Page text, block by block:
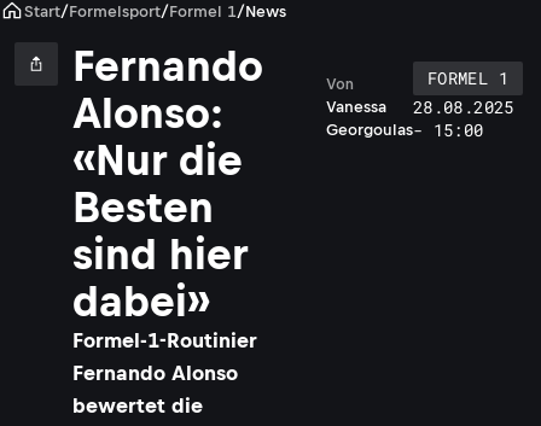
Start/Formelsport/Formel 1/News
Fernando
Alonso:
«Nur die
Besten
sind hier
dabei»
Formel-1-Routinier
Fernando Alonso
bewertet die
Vanessa
Georgoulas
Von
FORMEL 1
28.08.2025
- 15:00